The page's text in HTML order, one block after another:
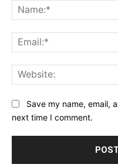
Save my name, email,
next time I comment.